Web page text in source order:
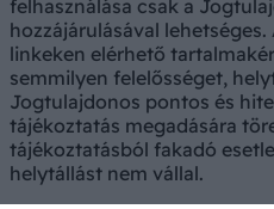
felhasználása csak a
hozzájárulásával
linkeken elérhető
semmilyen felelősséget,
Jogtulajdonos pontos és
tájékoztatás megadására
tájékoztatásból fakadó
helytállást nem vállal.